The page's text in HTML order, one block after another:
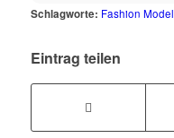
Schlagworte: Fashion Model
Eintrag teilen